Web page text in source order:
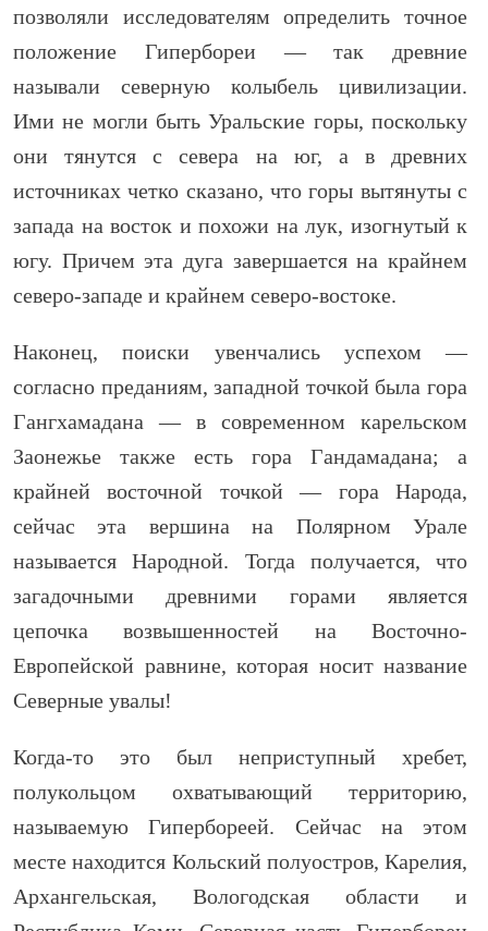
позволяли исследователям определить точное
положение Гипербореи — так древние
называли северную колыбель цивилизации.
Ими не могли быть Уральские горы, поскольку
они тянутся с севера на юг, а в древних
источниках четко сказано, что горы вытянуты с
запада на восток и похожи на лук, изогнутый к
югу. Причем эта дуга завершается на крайнем
северо-западе и крайнем северо-востоке.
Наконец, поиски увенчались успехом —
согласно преданиям, западной точкой была гора
Гангхамадана — в современном карельском
Заонежье также есть гора Гандамадана; а
крайней восточной точкой — гора Народа,
сейчас эта вершина на Полярном Урале
называется Народной. Тогда получается, что
загадочными древними горами является
цепочка возвышенностей на Восточно-
Европейской равнине, которая носит название
Северные увалы!
Когда-то это был неприступный хребет,
полукольцом охватывающий территорию,
называемую Гипербореей. Сейчас на этом
месте находится Кольский полуостров, Карелия,
Архангельская, Вологодская области и